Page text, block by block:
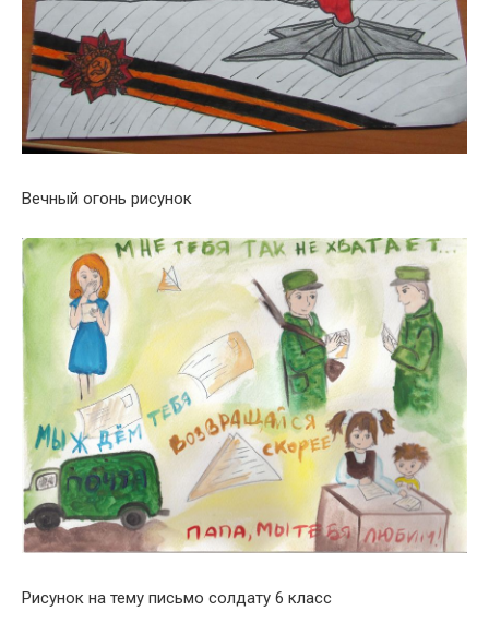
Вечный огонь рисунок
Рисунок на тему письмо солдату 6 класс